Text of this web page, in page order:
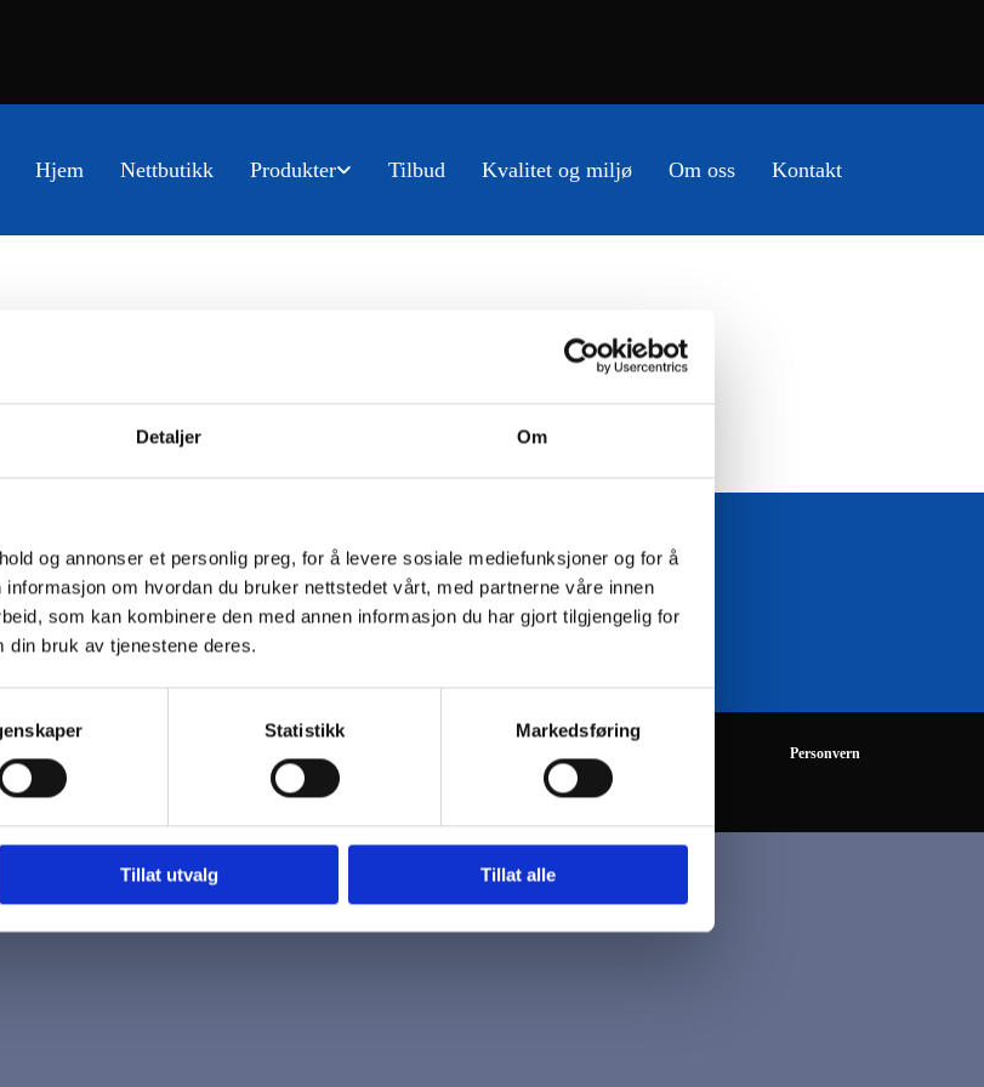
Detaljer Om
og annonser et personlig preg, for å levere sosiale mediefunksjoner og for å
om hvordan du bruker nettstedet vårt, med partnerne våre innen
som kan kombinere den med annen informasjon du har gjort tilgjengelig for
din bruk av tjenestene deres.
Statistikk Markedsføring
Tillat utvalg Tillat alle
Hjem Nettbutikk Produkter Tilbud Kvalitet og miljø Om oss Kontakt
Åpningstider
Personvern